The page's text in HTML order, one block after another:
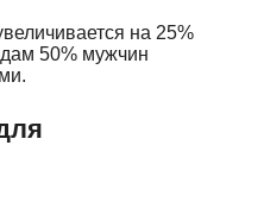
на 25%
50% мужчин